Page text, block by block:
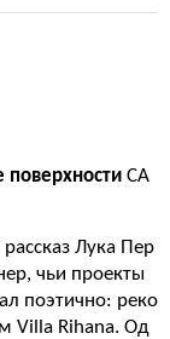
поверхности CA
Лука Пер
чьи проекты
поэтично: реко
Villa Rihana. Од